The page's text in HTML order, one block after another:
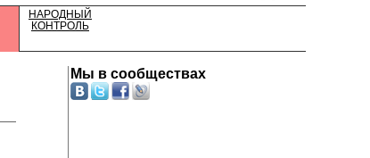
НАРОДНЫЙ
КОНТРОЛЬ
Мы в сообществах